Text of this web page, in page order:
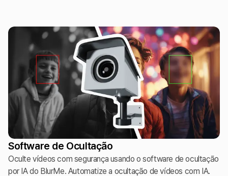
Software de Ocultação
Oculte vídeos com segurança usando o software de ocultação
por IA do BlurMe. Automatize a ocultação de vídeos com IA.